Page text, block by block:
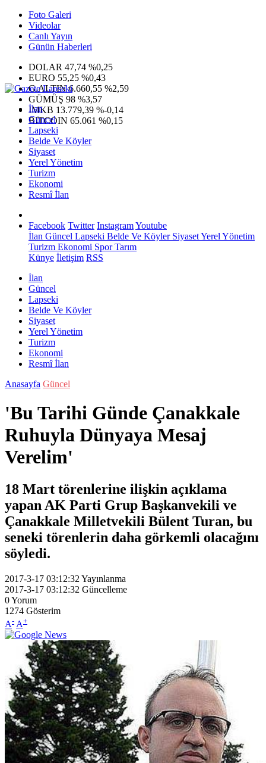
Foto Galeri
Videolar
Canlı Yayın
Günün Haberleri
DOLAR 47,74 %0,25
EURO 55,25 %0,43
G.ALTIN6.660,55 %2,59
GÜMÜŞ 98 %3,57
IMKB 13.779,39 %-0,14
BITCOIN 65.061 %0,15
İlan
Güncel
Lapseki
Belde Ve Köyler
Siyaset
Yerel Yönetim
Turizm
Ekonomi
Resmî İlan
Facebook Twitter InstagramYoutube
İlan Güncel Lapseki Belde Ve KöylerSiyasetYerel Yönetim
Turizm Ekonomi SporTarım
Künye İletişim RSS
İlan
Güncel
Lapseki
Belde Ve Köyler
Siyaset
Yerel Yönetim
Turizm
Ekonomi
Resmî İlan
Anasayfa Güncel
'Bu Tarihi Günde Çanakkale
Ruhuyla Dünyaya Mesaj
Verelim'
18 Mart törenlerine ilişkin açıklama
yapan AK Parti Grup Başkanvekili ve
Çanakkale Milletvekili Bülent Turan, bu
seneki törenlerin daha görkemli olacağını
söyledi.
2017-3-17 03:12:32 Yayınlanma
2017-3-17 03:12:32 Güncelleme
0Yorum
1274 Gösterim
A- A+